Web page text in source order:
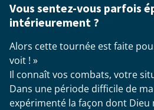
Vous sentez-vous parfois
intérieurement ?
Alors cette tournée est faite
voit ! »
Il connaît vos combats, votre
Dans une période difficile de
expérimenté la façon dont Dieu